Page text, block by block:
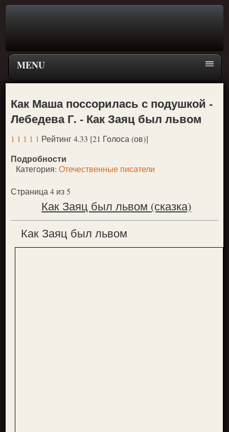
MENU
Главная страница
Поиск
ПЕРЕЙТИ К ГЛАВНОМУ МЕНЮ СКАЗОК
Новое
Популярное
Как Маша поссорилась с подушкой -
Лебедева Г. - Как Заяц был львом
1 1 1 1 1 Рейтинг 4.33 [21 Голоса (ов)]
Подробности
Категория:Отечественные писатели
Страница 4 из 5
Как Заяц был львом (сказка)
Как Заяц был львом